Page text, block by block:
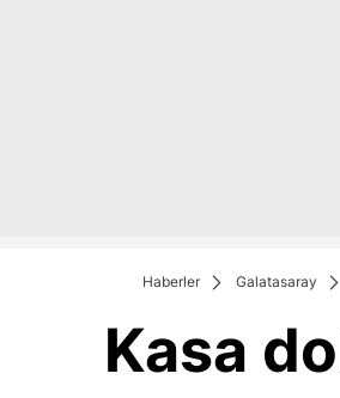
Haberler Galatasaray
Kasa